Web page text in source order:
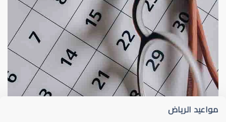
قلوبال لرعاية العين ضعف نظر
مواعيد الرياض